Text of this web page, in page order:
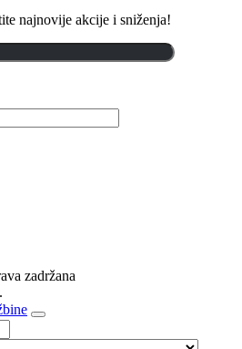
najnovije akcije i sniženja!
zadržana